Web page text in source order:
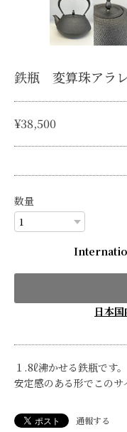
鉄瓶 変算珠アラ
¥38,500
数量
日本
１.8ℓ沸かせる鉄瓶です。
安定感のある形でこのサ
通報する